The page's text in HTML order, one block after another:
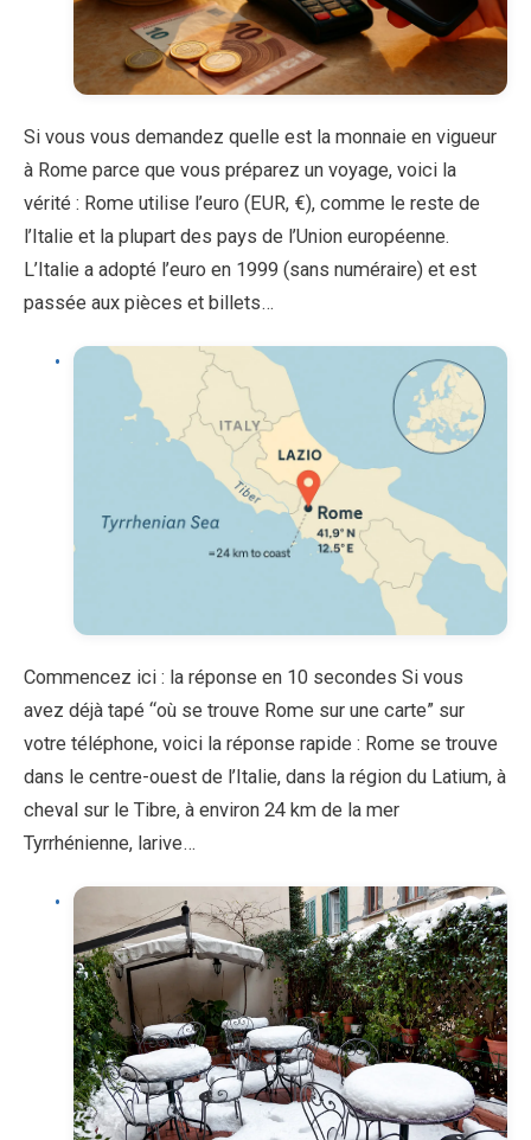
Si vous vous demandez quelle est la monnaie en vigueur
à Rome parce que vous préparez un voyage, voici la
vérité : Rome utilise l’euro (EUR, €), comme le reste de
l’Italie et la plupart des pays de l’Union européenne.
L’Italie a adopté l’euro en 1999 (sans numéraire) et est
passée aux pièces et billets…
Commencez ici : la réponse en 10 secondes Si vous
avez déjà tapé “où se trouve Rome sur une carte” sur
votre téléphone, voici la réponse rapide : Rome se trouve
dans le centre-ouest de l’Italie, dans la région du Latium, à
cheval sur le Tibre, à environ 24 km de la mer
Tyrrhénienne, larive…